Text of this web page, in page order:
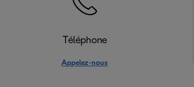
Téléphone
Appelez-nous